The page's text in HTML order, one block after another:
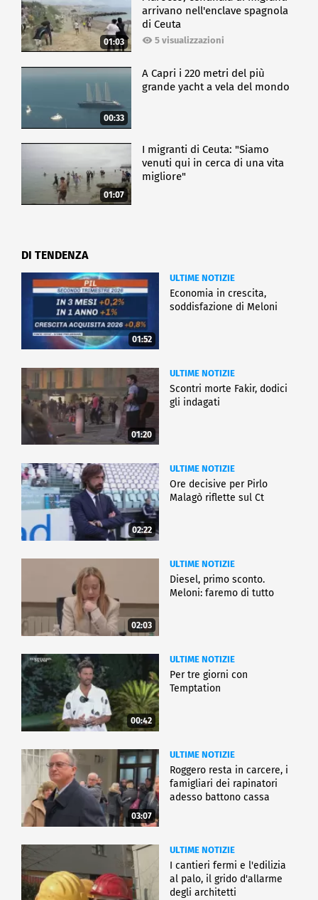
01:03
arrivano nell'enclave spagnola
di Ceuta
5 visualizzazioni
00:33
A Capri i 220 metri del più
grande yacht a vela del mondo
01:07
I migranti di Ceuta: "Siamo
venuti qui in cerca di una vita
migliore"
DI TENDENZA
01:52
ULTIME NOTIZIE
Economia in crescita,
soddisfazione di Meloni
01:20
ULTIME NOTIZIE
Scontri morte Fakir, dodici
gli indagati
02:22
ULTIME NOTIZIE
Ore decisive per Pirlo
Malagò riflette sul Ct
02:03
ULTIME NOTIZIE
Diesel, primo sconto.
Meloni: faremo di tutto
00:42
ULTIME NOTIZIE
Per tre giorni con
Temptation
03:07
ULTIME NOTIZIE
Roggero resta in carcere, i
famigliari dei rapinatori
adesso battono cassa
ULTIME NOTIZIE
I cantieri fermi e l'edilizia
al palo, il grido d'allarme
degli architetti